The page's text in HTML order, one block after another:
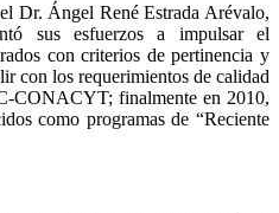
Dr. Ángel René Estrada Arévalo,
sus esfuerzos a impulsar el
con criterios de pertinencia y
con los requerimientos de calidad
CONACYT; finalmente en 2010,
como programas de “Reciente